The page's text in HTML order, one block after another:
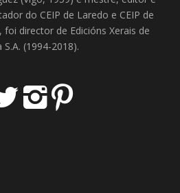
do CEIP de Laredo e CEIP de
foi director de Edicións Xerais de
S.A. (1994-2018).